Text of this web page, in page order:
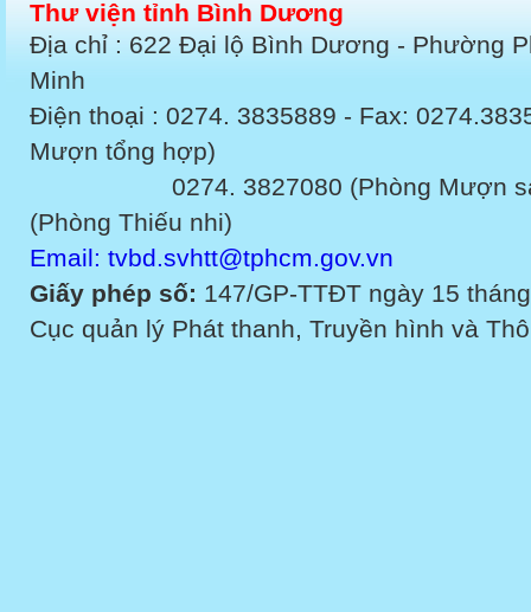
Thư viện tỉnh Bình Dương
Địa chỉ : 622 Đại lộ Bình Dương - Phường
Minh
Điện thoại : 0274. 3835889 - Fax:
Mượn tổng hợp)
0274. 3827080 (Phòng Mượn sách
(Phòng Thiếu nhi)
Email: tvbd.svhtt@tphcm.gov.vn
Giấy phép số: 147/GP-TTĐT ngày 15
Cục quản lý Phát thanh, Truyền hình và